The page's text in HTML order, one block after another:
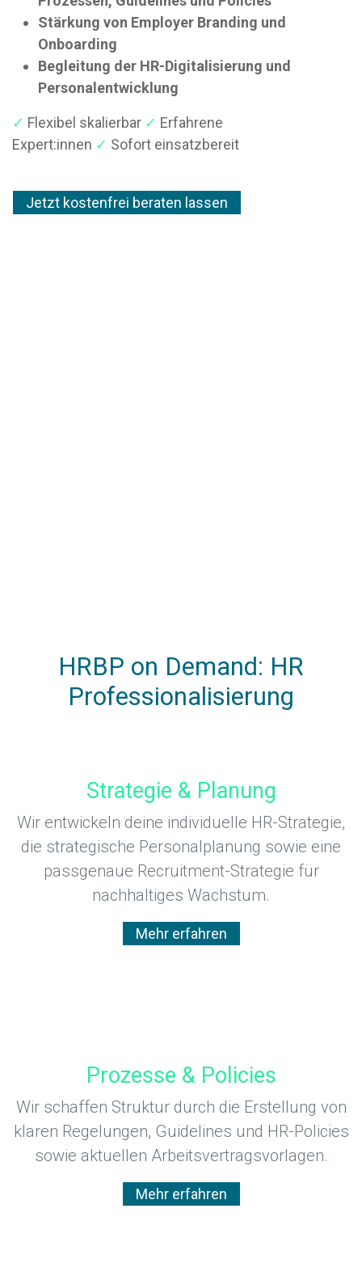
Stärkung von Employer Branding und
Onboarding
Begleitung der HR-Digitalisierung und
Personalentwicklung
✓ Flexibel skalierbar ✓ Erfahrene
Expert:innen ✓ Sofort einsatzbereit
Jetzt kostenfrei beraten lassen
HRBP on Demand: HR
Professionalisierung
Strategie & Planung
Wir entwickeln deine individuelle HR-Strategie,
die strategische Personalplanung sowie eine
passgenaue Recruitment-Strategie für
nachhaltiges Wachstum.
Mehr erfahren
Prozesse & Policies
Wir schaffen Struktur durch die Erstellung von
klaren Regelungen, Guidelines und HR-Policies
sowie aktuellen Arbeitsvertragsvorlagen.
Mehr erfahren